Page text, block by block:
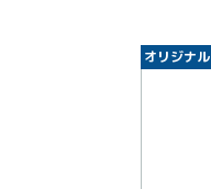
オリジナル